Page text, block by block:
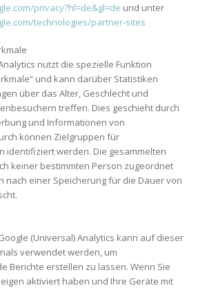
/privacy?hl=de&gl=de und unter
/technologies/partner-sites
nutzt die spezielle Funktion
und kann darüber Statistiken
über das Alter, Geschlecht und
treffen. Dies geschieht durch
und Informationen von
können Zielgruppen für
identifiziert werden. Die gesammelten
keiner bestimmten Person zugeordnet
nach einer Speicherung für die Dauer von
(Universal) Analytics kann auf dieser
verwendet werden, um
Berichte erstellen zu lassen. Wenn Sie
aktiviert haben und Ihre Geräte mit